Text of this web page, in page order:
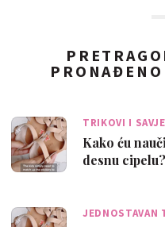
TRIKOVI I
Kako ću
desnu
JEDNOSTAVAN